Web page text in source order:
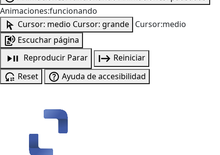
Animaciones:funcionando
Cursor: medio Cursor: grande Cursor:medio
Escuchar página
Reproducir Parar
Reiniciar
Reset
Ayuda de accesibilidad